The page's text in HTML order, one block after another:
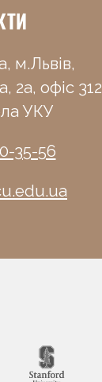
м.Львів,
2а, офіс 312
УКУ
35-56